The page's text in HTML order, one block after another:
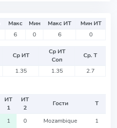
Макс Мин Макс ИТ
Мин ИТ
6 0 6 0
Ср ИТ
Ср ИТ
Соп
Ср. Т
1.35 1.35 2.7
ИТ
1
ИТ
2
Гости Т
1 0 Mozambique 1